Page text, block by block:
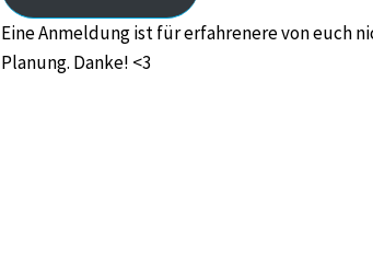
Eine Anmeldung ist für erfahrenere von euch
Planung. Danke! <3